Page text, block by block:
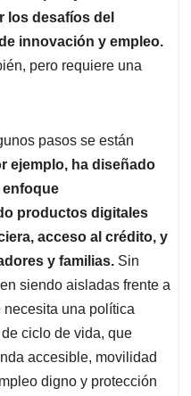
los desafíos del
innovación y empleo.
pero requiere una
pasos se están
ejemplo, ha diseñado
productos digitales
acceso al crédito, y
y familias. Sin
siendo aisladas frente a
necesita una política
ciclo de vida, que
accesible, movilidad
digno y protección